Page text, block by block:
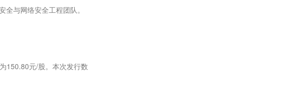
与网络安全工程团队。
150.80元/股。本次发行数